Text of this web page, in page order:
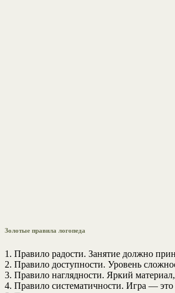
Золотые правила логопеда
1. Правило радости. Занятие должно
2. Правило доступности. Уровень
3. Правило наглядности. Яркий
4. Правило систематичности. Игра — это